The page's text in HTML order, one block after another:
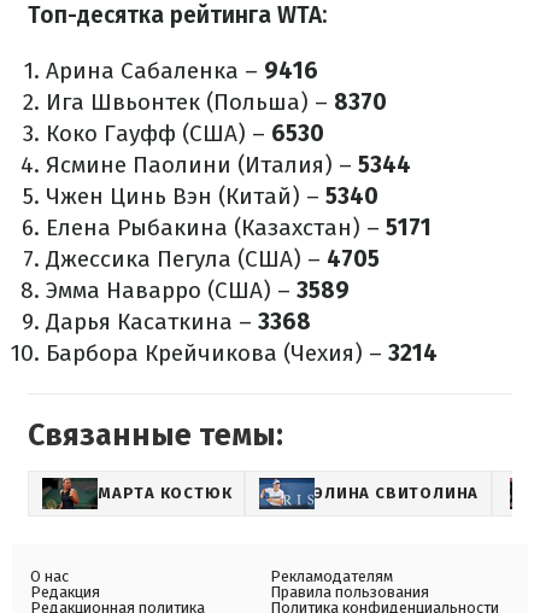
Топ-десятка рейтинга WTA:
Арина Сабаленка – 9416
Ига Швьонтек (Польша) – 8370
Коко Гауфф (США) – 6530
Ясмине Паолини (Италия) – 5344
Чжен Цинь Вэн (Китай) – 5340
Елена Рыбакина (Казахстан) – 5171
Джессика Пегула (США) – 4705
Эмма Наварро (США) – 3589
Дарья Касаткина – 3368
Барбора Крейчикова (Чехия) – 3214
Связанные темы:
МАРТА КОСТЮК ЭЛИНА СВИТОЛИНА
О нас
Редакция
Редакционная политика
Рекламодателям
Правила пользования
Политика конфиденциальности